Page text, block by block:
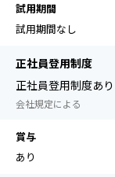
試用期間
試用期間なし
正社員登用制度
正社員登用制度あり
会社規定による
賞与
あり